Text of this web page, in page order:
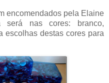
encomendados pela Elaine
será nas cores: branco,
escolhas destas cores para